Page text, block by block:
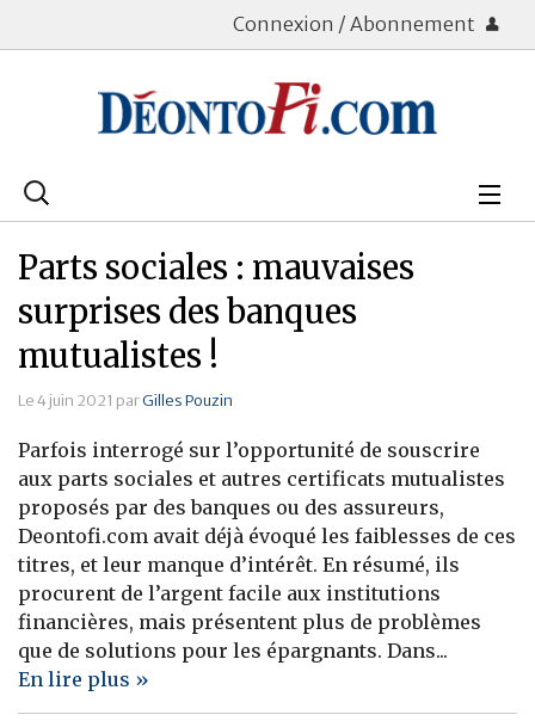
Connexion / Abonnement
Rechercher
Bourse
Placements
Assurance Vie
Patrimoine
Immobilier
Banque
Parts sociales : mauvaises
surprises des banques
mutualistes !
Le 4 juin 2021 parGilles Pouzin
Parfois interrogé sur l’opportunité de souscrire
aux parts sociales et autres certificats mutualistes
proposés par des banques ou des assureurs,
Deontofi.com avait déjà évoqué les faiblesses de ces
titres, et leur manque d’intérêt. En résumé, ils
procurent de l’argent facile aux institutions
financières, mais présentent plus de problèmes
que de solutions pour les épargnants. Dans...
En lire plus »